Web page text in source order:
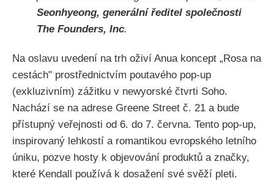
Seonhyeong, generální ředitel společnosti
The Founders, Inc.
Na oslavu uvedení na trh oživí Anua koncept „Rosa na
cestách" prostřednictvím poutavého pop-up
(exkluzivním) zážitku v newyorské čtvrti Soho.
Nachází se na adrese Greene Street č. 21 a bude
přístupný veřejnosti od 6. do 7. června. Tento pop-up,
inspirovaný lehkostí a romantikou evropského letního
úniku, pozve hosty k objevování produktů a značky,
které Kendall používá k dosažení své svěží pleti.